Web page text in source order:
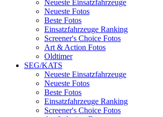
Neueste Einsatzfahrzeuge
Neueste Fotos
Beste Fotos
Einsatzfahrzeuge Ranking
Screener's Choice Fotos
Art & Action Fotos
Oldtimer
SEG/KATS
Neueste Einsatzfahrzeuge
Neueste Fotos
Beste Fotos
Einsatzfahrzeuge Ranking
Screener's Choice Fotos